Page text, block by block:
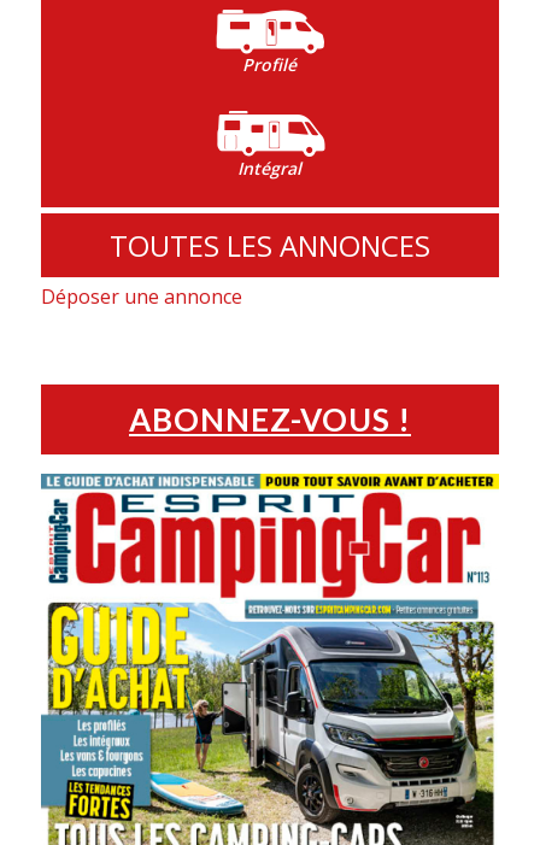
Profilé
Intégral
TOUTES LES ANNONCES
Déposer une annonce
ABONNEZ-VOUS !